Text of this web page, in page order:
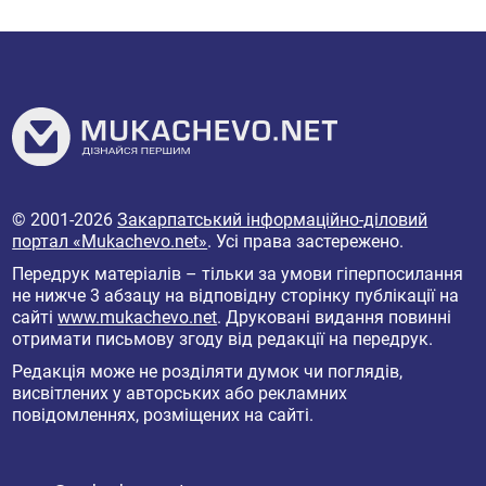
© 2001-2026Закарпатський інформаційно-діловий
портал «Mukachevo.net». Усі права застережено.
Передрук матеріалів – тільки за умови гіперпосилання
не нижче 3 абзацу на відповідну сторінку публікації на
сайтіwww.mukachevo.net. Друковані видання повинні
отримати письмову згоду від редакції на передрук.
Редакція може не розділяти думок чи поглядів,
висвітлених у авторських або рекламних
повідомленнях, розміщених на сайті.